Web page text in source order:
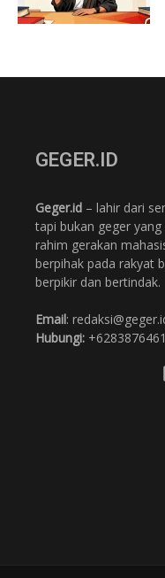
GEGER.ID
Geger.id – lahir dari
tapi bukan geger
rahim gerakan
berpihak pada rakyat
berpikir dan bertindak.
Email:
Hubungi: